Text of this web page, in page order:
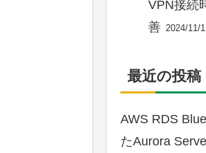
VPN接続
善 2024/11/
最近の投稿
AWS RDS
たAurora